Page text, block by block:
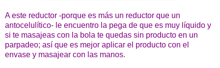
A este reductor -porque es más un reductor que un
antocelulítico- le encuentro la pega de que es muy líquido y
si te masajeas con la bola te quedas sin producto en un
parpadeo; así que es mejor aplicar el producto con el
envase y masajear con las manos.